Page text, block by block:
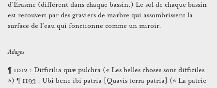
d’Érasme (différent dans chaque bassin.) Le sol de chaque bassin
est recouvert par des graviers de marbre qui assombrissent la
surface de l’eau qui fonctionne comme un miroir.
Adages
¶ 1012 : Difficilia quæ pulchra (« Les belles choses sont difficiles
») ¶ 1193 : Ubi bene ibi patria [Quavis terra patria] (« La patrie